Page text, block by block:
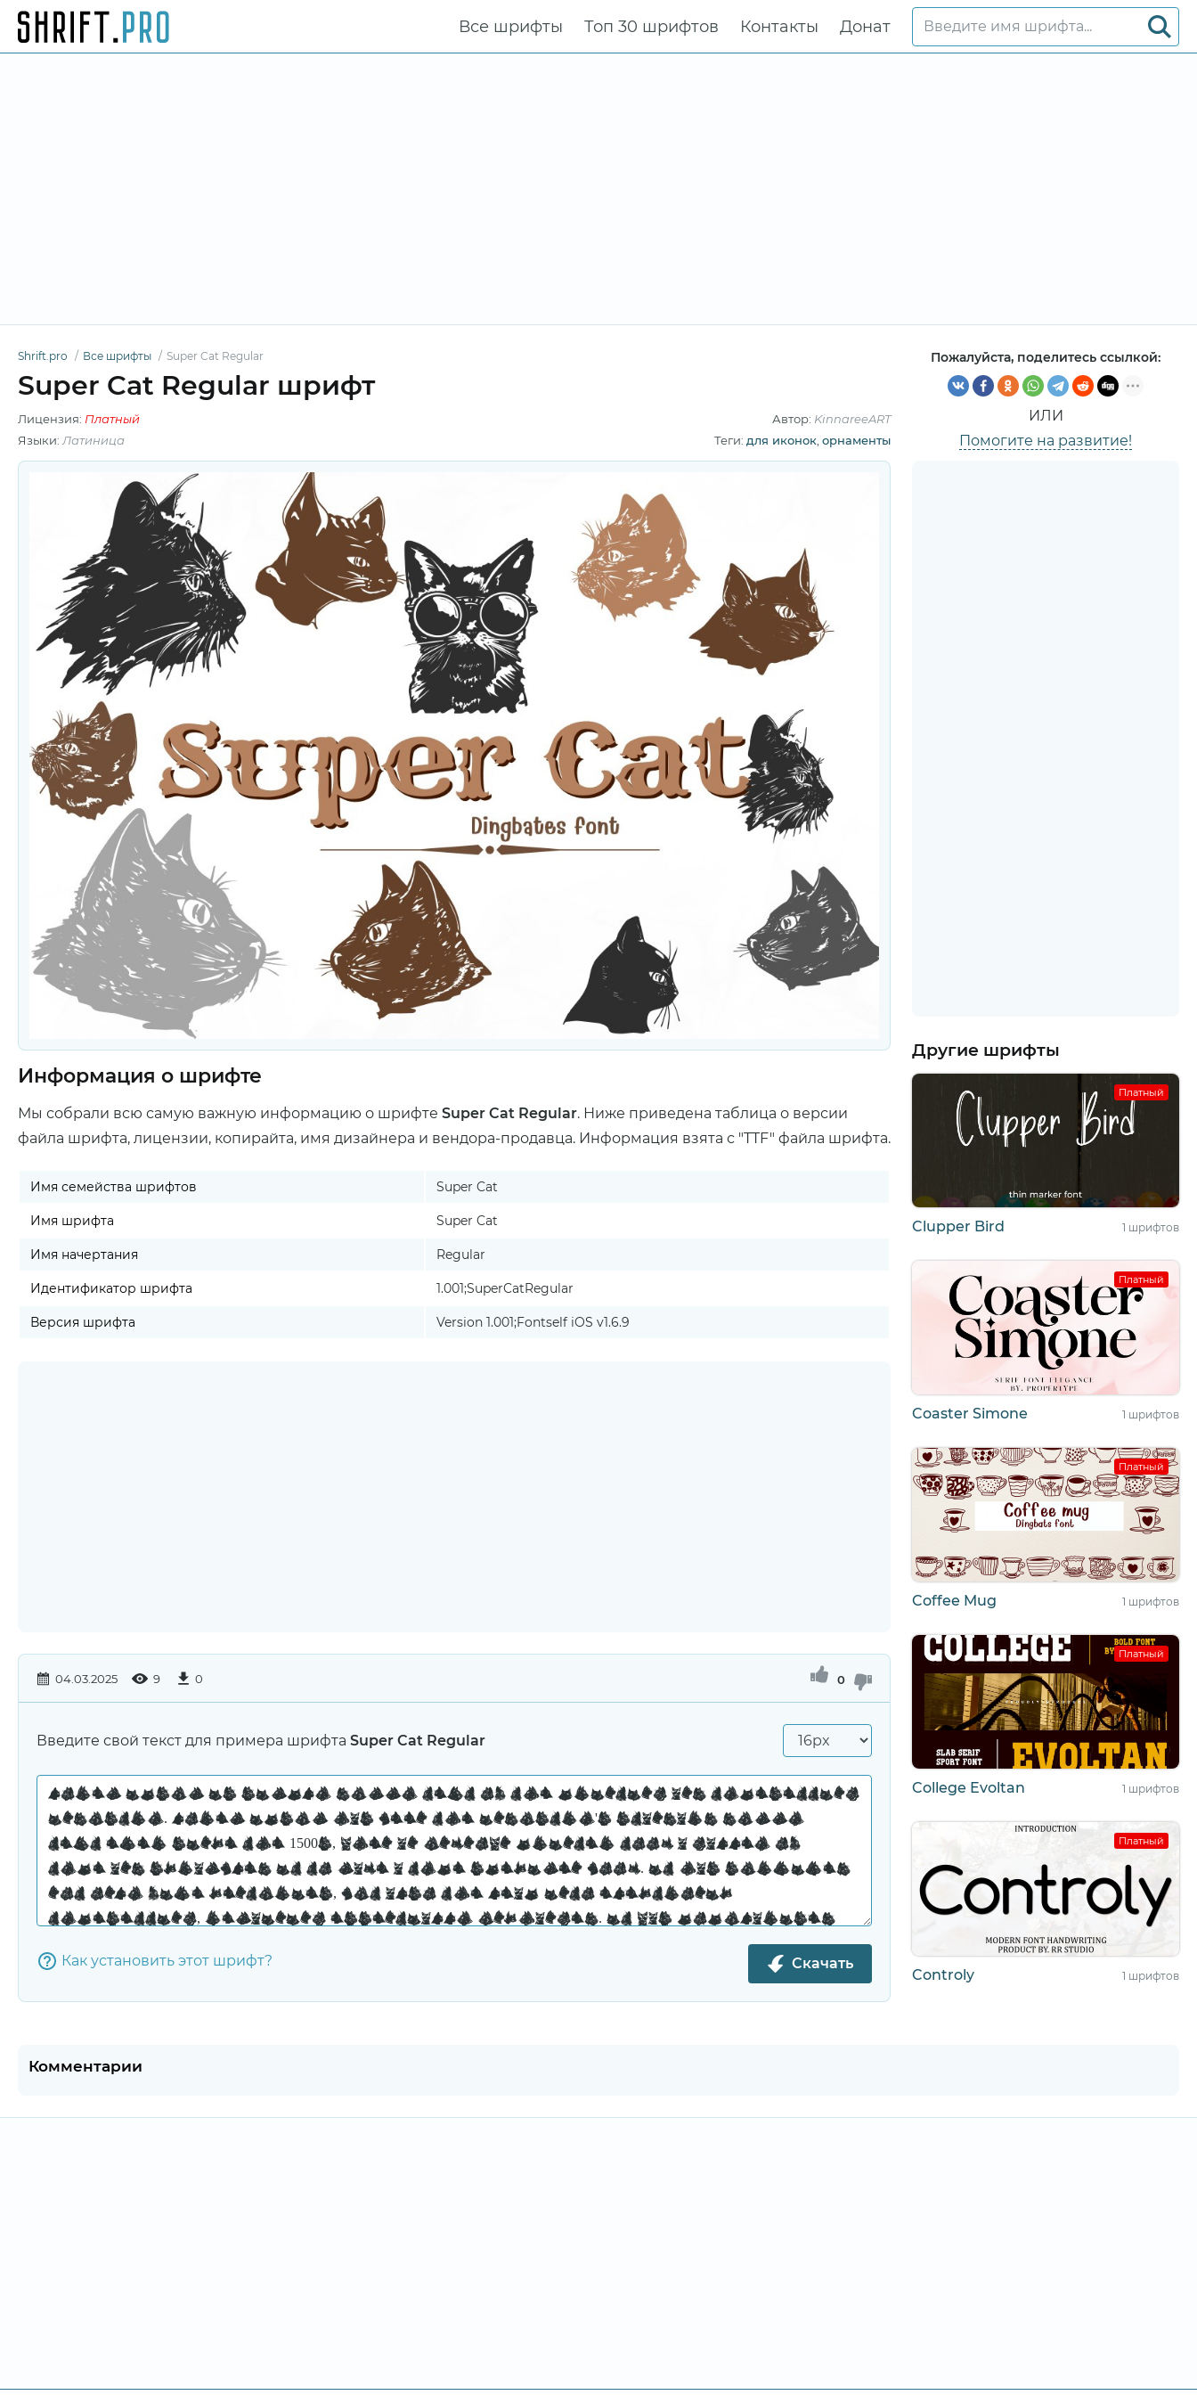
Все шрифты Топ 30 шрифтов Контакты Донат
Shrift.pro Все шрифты Super Cat Regular
Super Cat Regular шрифт
Лицензия: Платный Автор: KinnareeART
Языки: Латиница Теги: для иконок орнаменты
Пожалуйста, поделитесь ссылкой:
ИЛИ
Помогите на развитие!
Информация о шрифте
Мы собрали всю самую важную информацию о шрифте Super Cat Regular. Ниже приведена таблица о версии
файла шрифта, лицензии, копирайта, имя дизайнера и вендора-продавца. Информация взята с "TTF" файла шрифта.
Имя семейства шрифтов Super Cat
Имя шрифта Super Cat
Имя начертания Regular
Идентификатор шрифта 1.001;SuperCatRegular
Версия шрифта Version 1.001;Fontself iOS v1.6.9
04.03.2025 9 0 0
Введите свой текст для примера шрифта Super Cat Regular
Как установить этот шрифт? Скачать
Другие шрифты
Платный
Clupper Bird 1 шрифтов
Платный
Coaster Simone 1 шрифтов
Платный
Coffee Mug 1 шрифтов
Платный
College Evoltan 1 шрифтов
Платный
Controly 1 шрифтов
Комментарии